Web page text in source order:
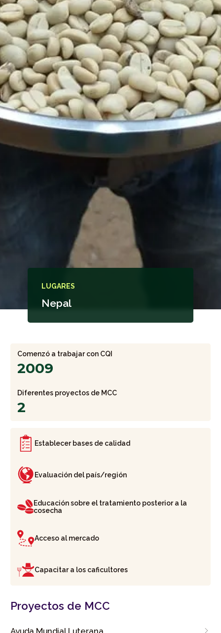
LUGARES
Nepal
Comenzó a trabajar con CQI
2009
Diferentes proyectos de MCC
2
Establecer bases de calidad
Evaluación del país/región
Educación sobre el tratamiento posterior a la
cosecha
Acceso al mercado
Capacitar a los caficultores
Proyectos de MCC